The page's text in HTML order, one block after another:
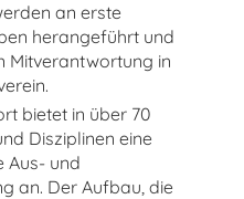
an erste
herangeführt und
Mitverantwortung in
bietet in über 70
Disziplinen eine
Aus- und
an. Der Aufbau, die